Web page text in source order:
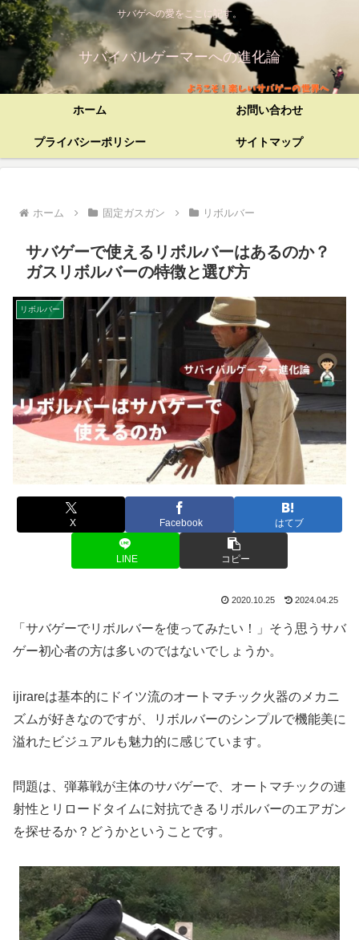
サバゲへの愛をここに記す。
サバイバルゲーマーへの進化論
ホーム お問い合わせ
プライバシーポリシー サイトマップ
ホーム 固定ガスガン リボルバー
サバゲーで使えるリボルバーはあるのか？
ガスリボルバーの特徴と選び方
リボルバー
X Facebook はてブ
LINE コピー
2020.10.25 2024.04.25
「サバゲーでリボルバーを使ってみたい！」そう思うサバ
ゲー初心者の方は多いのではないでしょうか。
ijirareは基本的にドイツ流のオートマチック火器のメカニ
ズムが好きなのですが、リボルバーのシンプルで機能美に
溢れたビジュアルも魅力的に感じています。
問題は、弾幕戦が主体のサバゲーで、オートマチックの連
射性とリロードタイムに対抗できるリボルバーのエアガン
を探せるか？どうかということです。